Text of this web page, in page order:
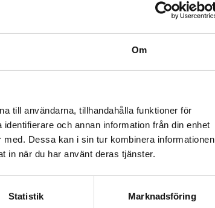
Om
till användarna, tillhandahålla funktioner för
och annan information från din enhet
Dessa kan i sin tur kombinera informationen
in när du har använt deras tjänster.
Statistik Marknadsföring
och pris över mailen.
frågor!